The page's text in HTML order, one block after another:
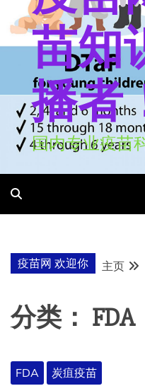
苗知
播者
国内专业疫苗
疫苗网 欢迎你 主页
分类： FDA
FDA 炭疽疫苗